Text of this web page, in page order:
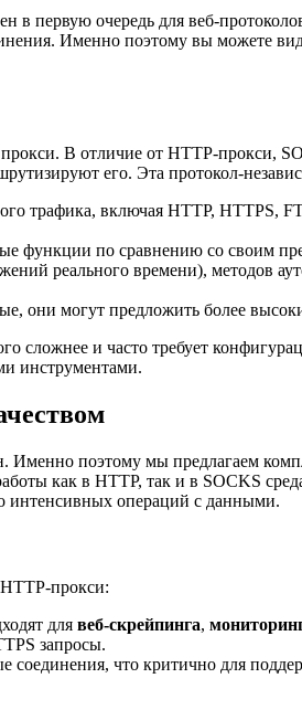
в первую очередь для веб-
Именно поэтому вы можете
В отличие от HTTP-прокси,
его. Эта протокол-
трафика, включая HTTP, HTTPS,
функции по сравнению со своим
реального времени), методов
они могут предложить более
сложнее и часто требует
инструментами.
Именно поэтому мы предлагаем
как в HTTP, так и в SOCKS
интенсивных операций с данными.
HTTP-прокси:
для веб-скрейпинга,
запросы.
что критично для